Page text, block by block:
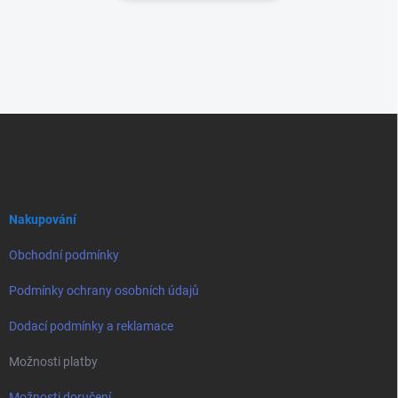
Nakupování
Obchodní podmínky
Podmínky ochrany osobních údajů
Dodací podmínky a reklamace
Možnosti platby